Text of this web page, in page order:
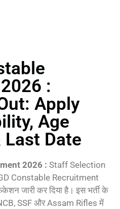
:
Apply
Age
Last Date
2026 : Staff Selection
Constable Recruitment
जारी कर दिया है। इस भर्ती के
SSF और Assam Rifles में